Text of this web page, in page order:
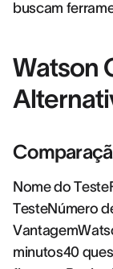
buscam
Watson
Nome do
TesteNúmero
minutos40